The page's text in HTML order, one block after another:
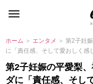
ホーム ＞ エンタメ ＞ 第2子妊
に「責任感、そして愛おしく感
第2子妊娠の平愛梨
ダに「責任感、そし